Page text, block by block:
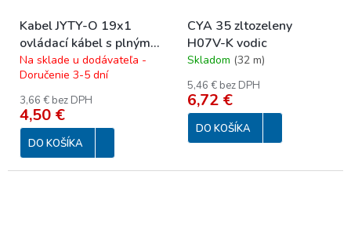
Kabel JYTY-O 19x1
ovládací kábel s plným
jadrom 250 V
Na sklade u dodávateľa -
Doručenie 3-5 dní
3,66 € bez DPH
4,50 €
DO KOŠÍKA
CYA 35 zltozeleny
H07V-K vodic
Skladom (32 m)
5,46 € bez DPH
6,72 €
DO KOŠÍKA